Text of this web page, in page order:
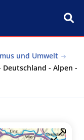
und Umwelt
- Alpen -